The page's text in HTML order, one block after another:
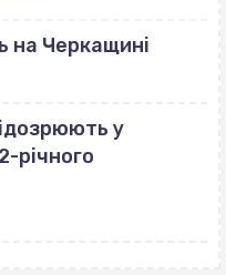
на Черкащині
у
річного